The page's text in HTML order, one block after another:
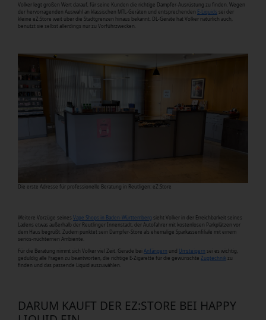
Volker legt großen Wert darauf, für seine Kunden die richtige Dampfer-Ausrüstung zu finden. Wegen
der hervorragenden Auswahl an klassischen MTL-Geräten und entsprechenden E-Liquids sei der
kleine eZ:Store weit über die Stadtgrenzen hinaus bekannt. DL-Geräte hat Volker natürlich auch,
benutzt sie selbst allerdings nur zu Vorführzwecken.
Die erste Adresse für professionelle Beratung in Reutligen: eZ:Store
Weitere Vorzüge seines Vape Shops in Baden-Württemberg sieht Volker in der Erreichbarkeit seines
Ladens etwas außerhalb der Reutlinger Innenstadt, der Autofahrer mit kostenlosen Parkplätzen vor
dem Haus begrüßt. Zudem punktet sein Dampfer-Store als ehemalige Sparkassenfiliale mit einem
seriös-nüchternen Ambiente.
Für die Beratung nimmt sich Volker viel Zeit. Gerade bei Anfängern und Umsteigern sei es wichtig,
geduldig alle Fragen zu beantworten, die richtige E-Zigarette für die gewünschte Zugtechnik zu
finden und das passende Liquid auszuwählen.
DARUM KAUFT DER EZ:STORE BEI HAPPY